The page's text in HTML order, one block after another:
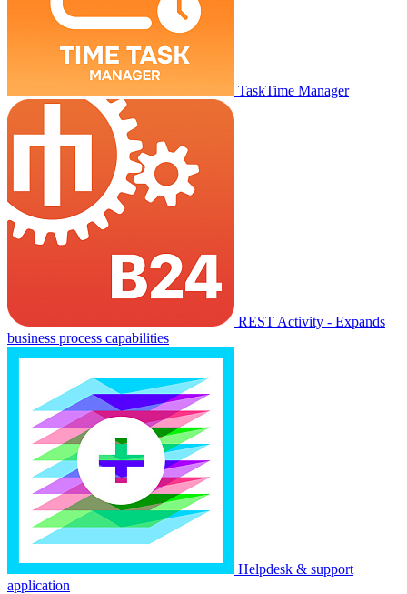
TaskTime Manager
REST Activity - Expands
business process capabilities
Helpdesk & support
application